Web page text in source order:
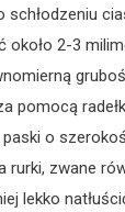
schłodzeniu
około 2-3
pomocą
o
rurki, zwane
lekko